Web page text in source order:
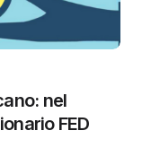
nel
FED